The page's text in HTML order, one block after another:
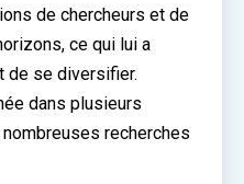
de chercheurs et de
ce qui lui a
de se diversifier.
dans plusieurs
recherches